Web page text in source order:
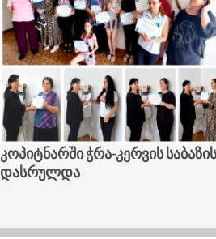
ტრავმა-ინფორმირებული
ქალთა მხარდაჭერის პროცესში